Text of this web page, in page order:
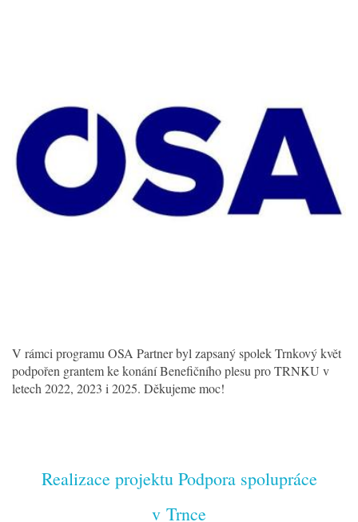
V rámci programu OSA Partner byl zapsaný spolek Trnkový květ
podpořen grantem ke konání Benefičního plesu pro TRNKU v
letech 2022, 2023 i 2025. Děkujeme moc!
Realizace projektu Podpora spolupráce
v Trnce